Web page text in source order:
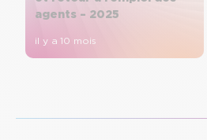
agents – 2025
il y a 10 mois